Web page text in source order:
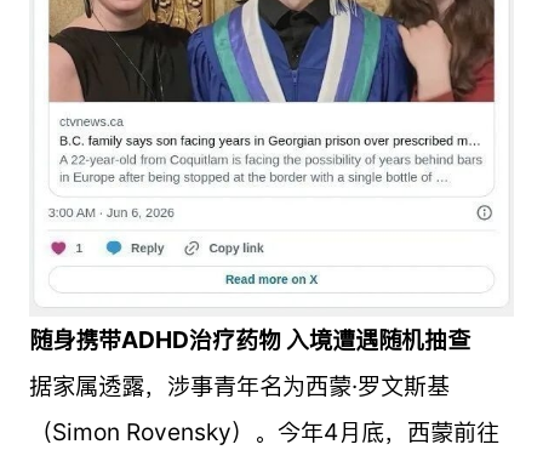
随身携带ADHD治疗药物 入境遭遇随机抽查
据家属透露，涉事青年名为西蒙·罗文斯基
（Simon Rovensky）。今年4月底，西蒙前往